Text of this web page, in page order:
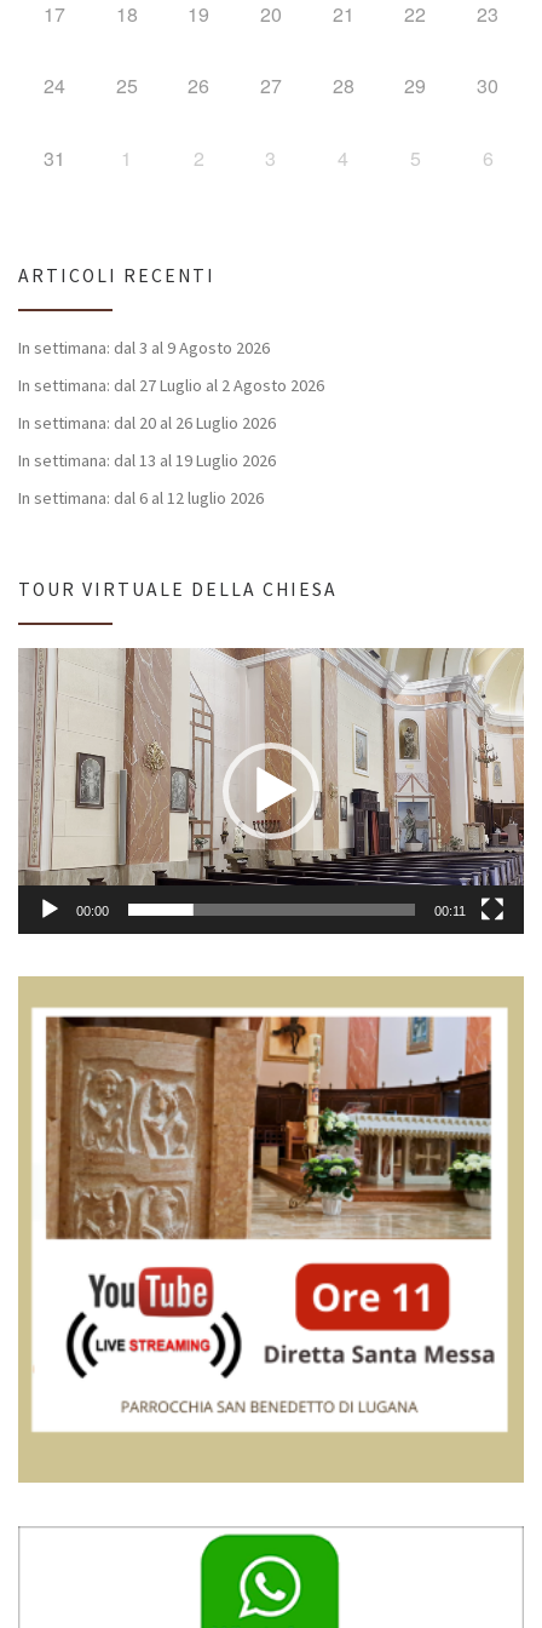
17 18 19 20 21 22 23
24 25 26 27 28 29 30
31 1 2 3 4 5 6
ARTICOLI RECENTI
In settimana: dal 3 al 9 Agosto 2026
In settimana: dal 27 Luglio al 2 Agosto 2026
In settimana: dal 20 al 26 Luglio 2026
In settimana: dal 13 al 19 Luglio 2026
In settimana: dal 6 al 12 luglio 2026
TOUR VIRTUALE DELLA CHIESA
Video
Player
00:00 00:11